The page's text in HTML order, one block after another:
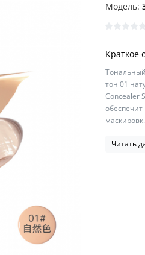
Модель:
Краткое
тон 01
Concealer
Читать